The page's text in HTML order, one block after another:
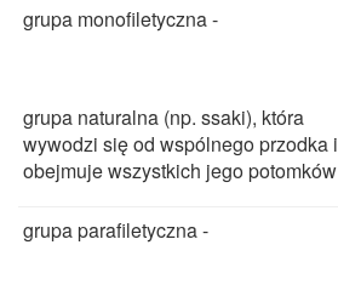
grupa monofiletyczna -
grupa naturalna (np. ssaki), która
wywodzi się od wspólnego przodka i
obejmuje wszystkich jego potomków
grupa parafiletyczna -